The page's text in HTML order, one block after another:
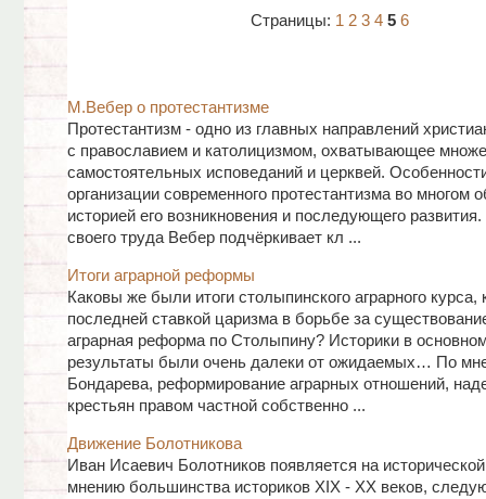
Страницы: 1 2 3 4 5 6
М.Вебер о протестантизме
Протестантизм - одно из главных направлений
с православием и католицизмом, охватывающее
самостоятельных исповеданий и церквей.
организации современного протестантизма во многом
историей его возникновения и последующего
своего труда Вебер подчёркивает кл ...
Итоги аграрной реформы
Каковы же были итоги столыпинского аграрного
последней ставкой царизма в борьбе за
аграрная реформа по Столыпину? Историки в
результаты были очень далеки от ожидаемых… По
Бондарева, реформирование аграрных отношений,
крестьян правом частной собственно ...
Движение Болотникова
Иван Исаевич Болотников появляется на
мнению большинства историков XIX - XX веков,